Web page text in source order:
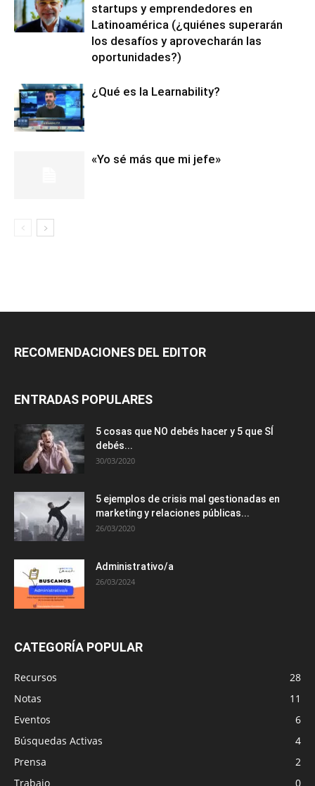
startups y emprendedores en
Latinoamérica (¿quiénes superarán
los desafíos y aprovecharán las
oportunidades?)
¿Qué es la Learnability?
«Yo sé más que mi jefe»
RECOMENDACIONES DEL EDITOR
ENTRADAS POPULARES
5 cosas que NO debés hacer y 5 que SÍ
debés...
30/03/2020
5 ejemplos de crisis mal gestionadas en
marketing y relaciones públicas...
26/03/2020
Administrativo/a
26/03/2024
CATEGORÍA POPULAR
Recursos
28
Notas
11
Eventos
6
Búsquedas Activas
4
Prensa
2
Trabajo
0